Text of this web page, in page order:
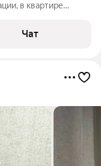
в квартире
всех
Чат